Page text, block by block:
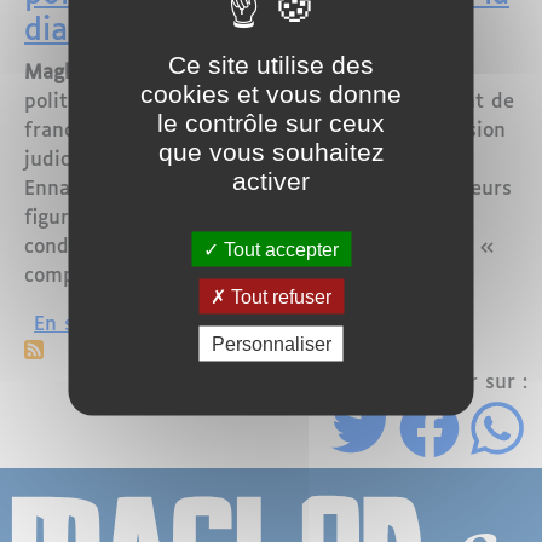
diaspora maghrébine
Maglor- Tunis – juillet 2025Dans un contexte
politique de plus en plus tendu, la Tunisie vient de
franchir un nouveau cap en matière de répression
judiciaire. Le président historique du parti
Ennahdha,
Rached Ghannouchi
, ainsi que plusieurs
figures politiques et sécuritaires, ont été
condamnés à de
lourdes peines de prison
pour «
complot contre la sûreté de l’État ».
En savoir plus sur Tunisie – Des condamnations
Partager sur :
Ce site utilise des
cookies et vous donne
le contrôle sur ceux
que vous souhaitez
activer
Tout accepter
Tout refuser
Personnaliser